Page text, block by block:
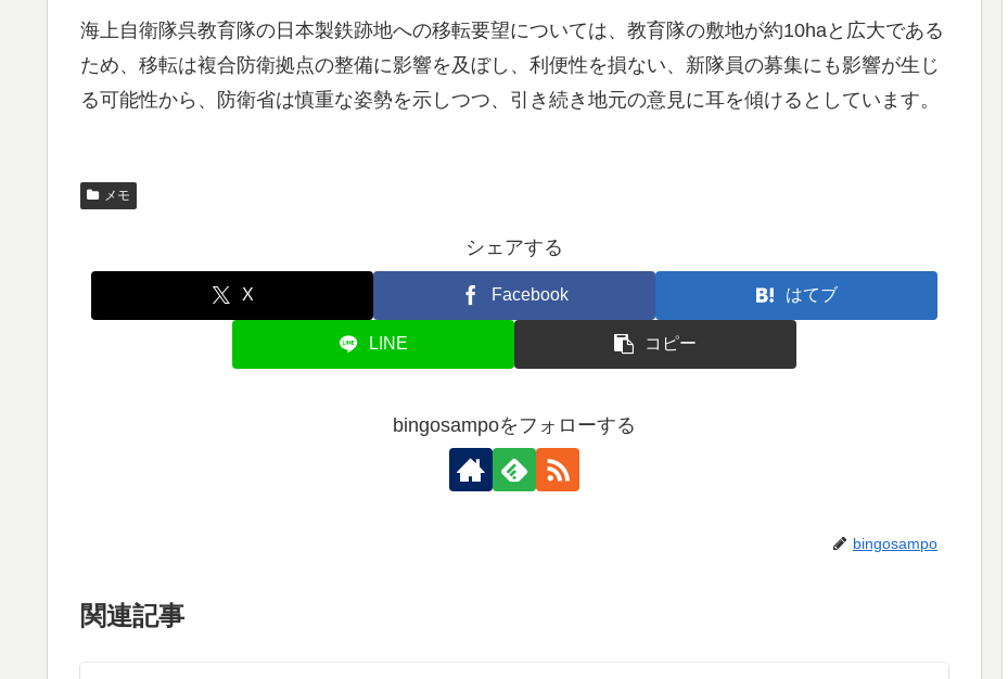
海上自衛隊呉教育隊の日本製鉄跡地への移転要望については、教育隊の敷地が約10haと広大である
ため、移転は複合防衛拠点の整備に影響を及ぼし、利便性を損ない、新隊員の募集にも影響が生じ
る可能性から、防衛省は慎重な姿勢を示しつつ、引き続き地元の意見に耳を傾けるとしています。
メモ
シェアする
X Facebook はてブ
LINE コピー
bingosampoをフォローする
bingosampo
関連記事